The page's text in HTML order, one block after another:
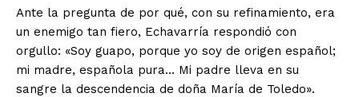
Ante la pregunta de por qué, con su refinamiento, era
un enemigo tan fiero, Echavarría respondió con
orgullo: «Soy guapo, porque yo soy de origen español;
mi madre, española pura… Mi padre lleva en su
sangre la descendencia de doña María de Toledo».